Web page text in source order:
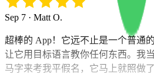
Sep 7 · Matt O.
超棒的 App！它远不止是一个普
让它用目标语言教你任何东西。我
马字来考我平假名，它马上就照做